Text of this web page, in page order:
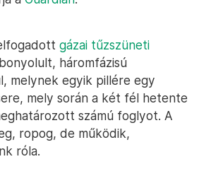
gázai tűzszüneti
háromfázisú
melynek egyik pillére egy
mely során a két fél hetente
számú foglyot. A
ropog, de működik,
róla.